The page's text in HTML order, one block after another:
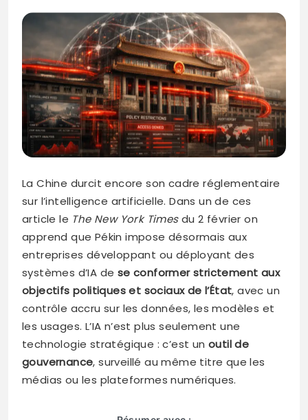
La Chine durcit encore son cadre réglementaire
sur l’intelligence artificielle. Dans un de ces
article le The New York Timesdu 2 février on
apprend que Pékin impose désormais aux
entreprises développant ou déployant des
systèmes d’IA de se conformer strictement aux
objectifs politiques et sociaux de l’État, avec un
contrôle accru sur les données, les modèles et
les usages. L’IA n’est plus seulement une
technologie stratégique : c’est un outil de
gouvernance, surveillé au même titre que les
médias ou les plateformes numériques.